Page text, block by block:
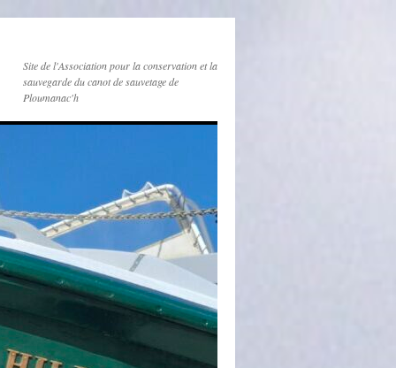
Site de l'Association pour la conservation et la
sauvegarde du canot de sauvetage de
Ploumanac'h